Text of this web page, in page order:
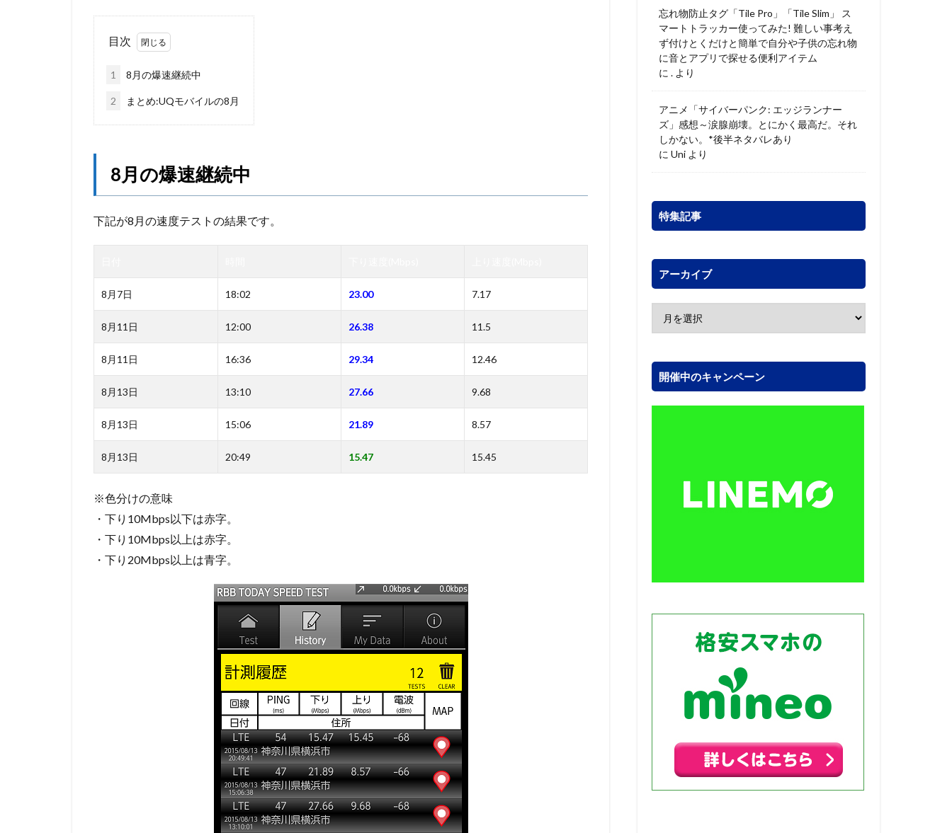
目次
1 8月の爆速継続中
2 まとめ:UQモバイルの8月
8月の爆速継続中
下記が8月の速度テストの結果です。
8月7日 18:02 23.00 7.17
8月11日 12:00 26.38 11.5
8月11日 16:36 29.34 12.46
8月13日 13:10 27.66 9.68
8月13日 15:06 21.89 8.57
8月13日 20:49 15.47 15.45
※色分けの意味
・下り10Mbps以下は赤字。
・下り10Mbps以上は赤字。
・下り20Mbps以上は青字。
忘れ物防止タグ「Tile Pro」「Tile Slim」 ス
マートトラッカー使ってみた! 難しい事考え
ず付けとくだけと簡単で自分や子供の忘れ物
に音とアプリで探せる便利アイテム
に . より
アニメ「サイバーパンク: エッジランナー
ズ」感想～涙腺崩壊。とにかく最高だ。それ
しかない。*後半ネタバレあり
に Uni より
特集記事
アーカイブ
開催中のキャンペーン